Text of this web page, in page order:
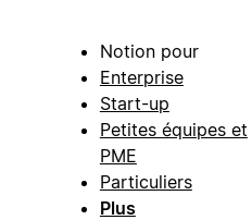
Notion pour
Enterprise
Start-up
Petites équipes et
PME
Particuliers
Plus